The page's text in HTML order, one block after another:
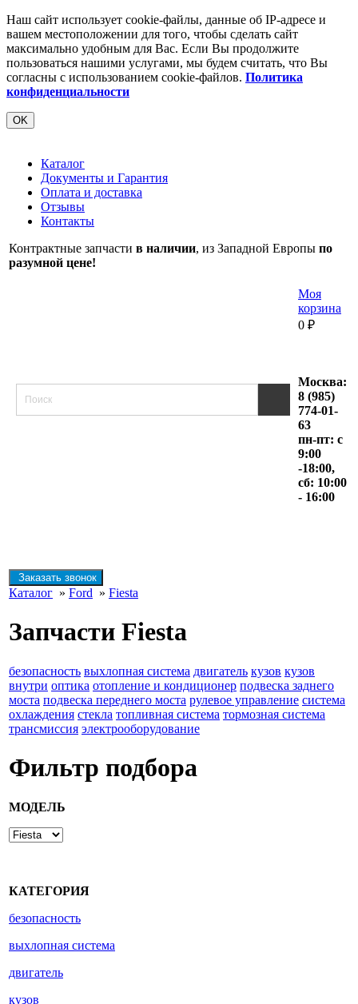
Наш сайт использует cookie-файлы, данные об IP-адресе и
вашем местоположении для того, чтобы сделать сайт
максимально удобным для Вас. Если Вы продолжите
пользоваться нашими услугами, мы будем считать, что Вы
согласны с использованием cookie-файлов. Политика
конфиденциальности
OK
Каталог
Документы и Гарантия
Оплата и доставка
Отзывы
Контакты
Контрактные запчасти в наличии, из Западной Европы по
разумной цене!
Моя
корзина
0 ₽
Москва:
8 (985)
774-01-
63
пн-пт: с
9:00
-18:00,
сб: 10:00
- 16:00
Заказать звонок
Каталог » Ford » Fiesta
Запчасти Fiesta
безопасность выхлопная система двигатель кузов кузов
внутри оптика отопление и кондиционер подвеска заднего
моста подвеска переднего моста рулевое управление система
охлаждения стекла топливная система тормозная система
трансмиссия электрооборудование
Фильтр подбора
МОДЕЛЬ
КАТЕГОРИЯ
безопасность
выхлопная система
двигатель
кузов